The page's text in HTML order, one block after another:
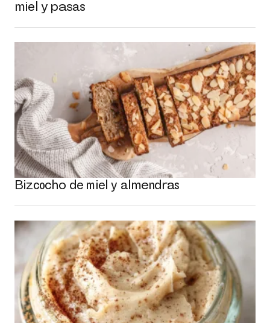
miel y pasas
Bizcocho de miel y almendras